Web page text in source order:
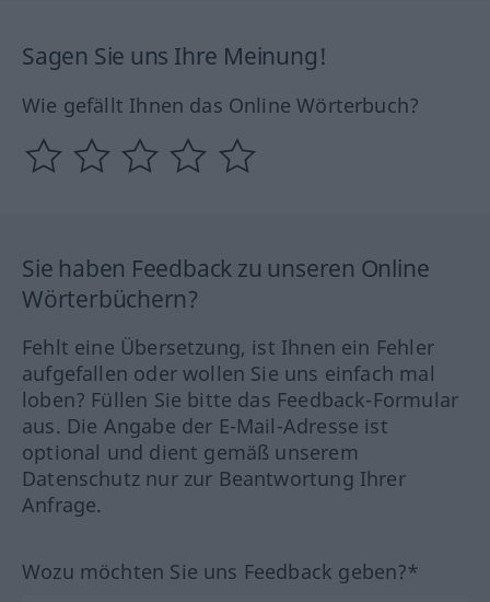
Sagen Sie uns Ihre Meinung!
Wie gefällt Ihnen das Online Wörterbuch?
Sie haben Feedback zu unseren Online
Wörterbüchern?
Fehlt eine Übersetzung, ist Ihnen ein Fehler
aufgefallen oder wollen Sie uns einfach mal
loben? Füllen Sie bitte das Feedback-Formular
aus. Die Angabe der E-Mail-Adresse ist
optional und dient gemäß unserem
Datenschutz nur zur Beantwortung Ihrer
Anfrage.
Wozu möchten Sie uns Feedback geben?*